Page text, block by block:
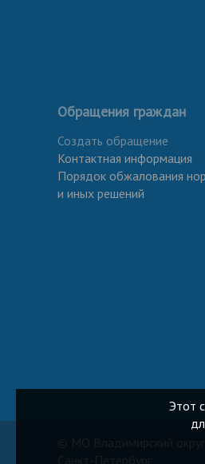
Обращения граждан
Создать обращение
Контактная информация
Порядок обжалования
и иных решений
Этот